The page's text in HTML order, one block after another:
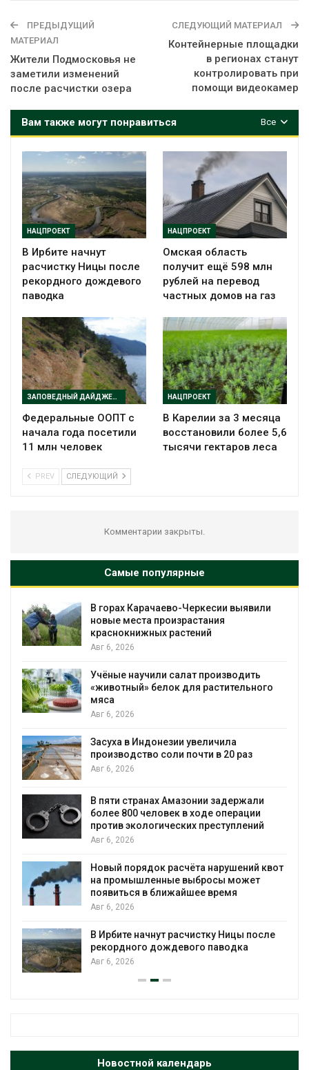
ПРЕДЫДУЩИЙ
МАТЕРИАЛ
Жители Подмосковья не
заметили изменений
после расчистки озера
СЛЕДУЮЩИЙ МАТЕРИАЛ
Контейнерные площадки
в регионах станут
контролировать при
помощи видеокамер
Все
Вам также могут понравиться
НАЦПРОЕКТ
В Ирбите начнут
расчистку Ницы после
рекордного дождевого
паводка
НАЦПРОЕКТ
Омская область
получит ещё 598 млн
рублей на перевод
частных домов на газ
ЗАПОВЕДНЫЙ ДАЙДЖЕСТ
Федеральные ООПТ с
начала года посетили
11 млн человек
НАЦПРОЕКТ
В Карелии за 3 месяца
восстановили более 5,6
тысячи гектаров леса
PREV СЛЕДУЮЩИЙ
Комментарии закрыты.
Самые популярные
В горах Карачаево-Черкесии выявили
новые места произрастания
краснокнижных растений
Авг 6, 2026
Учёные научили салат производить
«животный» белок для растительного
мяса
Авг 6, 2026
Засуха в Индонезии увеличила
производство соли почти в 20 раз
Авг 6, 2026
В пяти странах Амазонии задержали
более 800 человек в ходе операции
против экологических преступлений
Авг 6, 2026
Новый порядок расчёта нарушений квот
на промышленные выбросы может
появиться в ближайшее время
Авг 6, 2026
В Ирбите начнут расчистку Ницы после
рекордного дождевого паводка
Авг 6, 2026
Новостной календарь